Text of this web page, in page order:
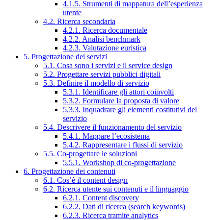
4.1.5. Strumenti di mappatura dell’esperienza
utente
4.2. Ricerca secondaria
4.2.1. Ricerca documentale
4.2.2. Analisi benchmark
4.2.3. Valutazione euristica
5. Progettazione dei servizi
5.1. Cosa sono i servizi e il service design
5.2. Progettare servizi pubblici digitali
5.3. Definire il modello di servizio
5.3.1. Identificare gli attori coinvolti
5.3.2. Formulare la proposta di valore
5.3.3. Inquadrare gli elementi costitutivi del
servizio
5.4. Descrivere il funzionamento del servizio
5.4.1. Mappare l’ecosistema
5.4.2. Rappresentare i flussi di servizio
5.5. Co-progettare le soluzioni
5.5.1. Workshop di co-progettazione
6. Progettazione dei contenuti
6.1. Cos’è il content design
6.2. Ricerca utente sui contenuti e il linguaggio
6.2.1. Content discovery
6.2.2. Dati di ricerca (search keywords)
6.2.3. Ricerca tramite analytics